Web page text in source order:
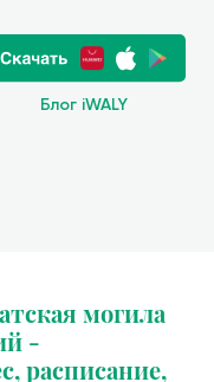
Блог iWALY
могила
-
расписание,